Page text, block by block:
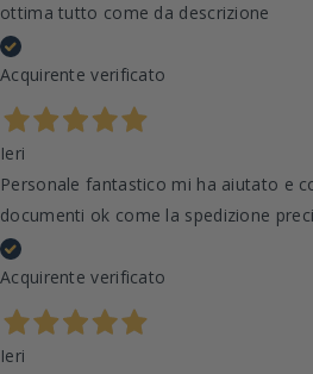
ottima tutto come da descrizione
Acquirente verificato
Ieri
Personale fantastico mi ha aiutato e
documenti ok come la spedizione
Acquirente verificato
Ieri